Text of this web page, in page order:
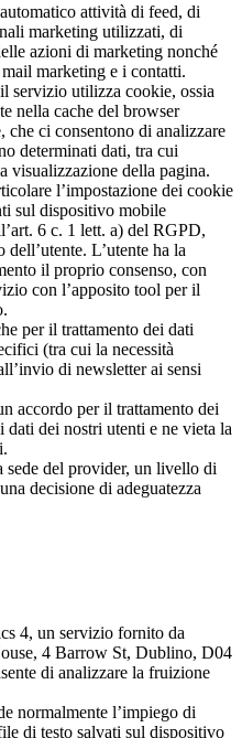
attività di feed, di
marketing utilizzati, di
azioni di marketing nonché
marketing e i contatti.
utilizza cookie, ossia
nella cache del browser
che ci consentono di analizzare
determinati dati, tra cui
visualizzazione della pagina.
l’impostazione dei cookie
sul dispositivo mobile
6 c. 1 lett. a) del RGPD,
dell’utente. L’utente ha la
il proprio consenso, con
con l’apposito tool per il
per il trattamento dei dati
(tra cui la necessità
di newsletter ai sensi
accordo per il trattamento dei
dati dei nostri utenti e ne vieta la
sede del provider, un livello di
decisione di adeguatezza
4, un servizio fornito da
4 Barrow St, Dublino, D04
di analizzare la fruizione
normalmente l’impiego di
di testo salvati sul dispositivo